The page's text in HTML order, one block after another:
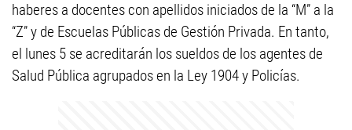
haberes a docentes con apellidos iniciados de la “M” a la
“Z” y de Escuelas Públicas de Gestión Privada. En tanto,
el lunes 5 se acreditarán los sueldos de los agentes de
Salud Pública agrupados en la Ley 1904 y Policías.